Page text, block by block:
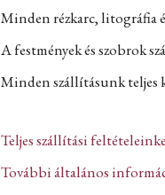
Minden rézkarc, litográfia
A festmények és szobrok
Minden szállításunk teljes
Teljes szállítási
További általános